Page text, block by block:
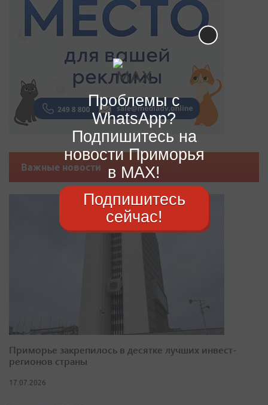
Важные новости
Приморье закрепилось в десятке лучших инвест-
регионов страны
17.07.2026
Проблемы с
WhatsApp?
Подпишитесь на
новости Приморья
в MAX!
Подпишитесь
сейчас!